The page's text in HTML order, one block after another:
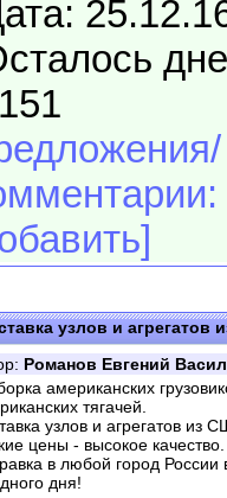
узлов и агрегатов
Романов Евгений
американских
тягачей.
узлов и агрегатов из
цены - высокое качество.
в любой город России
дня!